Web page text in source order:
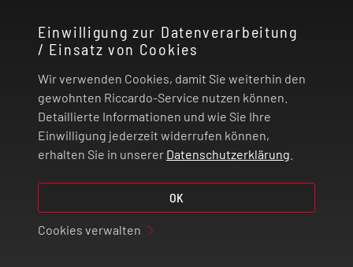
Einwilligung zur Datenverarbeitung
/ Einsatz von Cookies
Wir verwenden Cookies, damit Sie weiterhin den
gewohnten Riccardo-Service nutzen können.
Detaillierte Informationen und wie Sie Ihre
Einwilligung jederzeit widerrufen können,
erhalten Sie in unserer Datenschutzerklärung
OK
Cookies verwalten
RECHTLICHES
ZAHLUNG UND VERSAND
VERTRAG WIDERRUFEN
© 2026 | Riccardo Onlinestore GmbH